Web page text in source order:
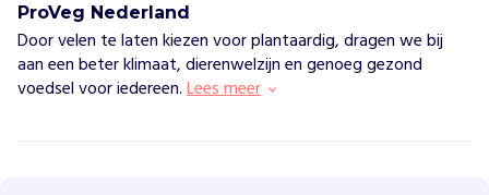
ProVeg Nederland
Door velen te laten kiezen voor plantaardig, dragen we bij
aan een beter klimaat, dierenwelzijn en genoeg gezond
voedsel voor iedereen.Lees meer